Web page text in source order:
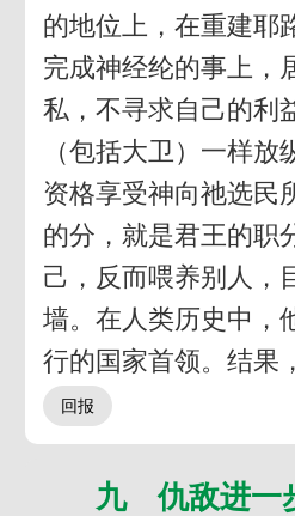
的地位上，在重建耶
完成神经纶的事上，
私，不寻求自己的利
（包括大卫）一样
资格享受神向祂选民
的分，就是君王的职
己，反而喂养别人，
墙。在人类历史中，
行的国家首领。结果
九 仇敌进一